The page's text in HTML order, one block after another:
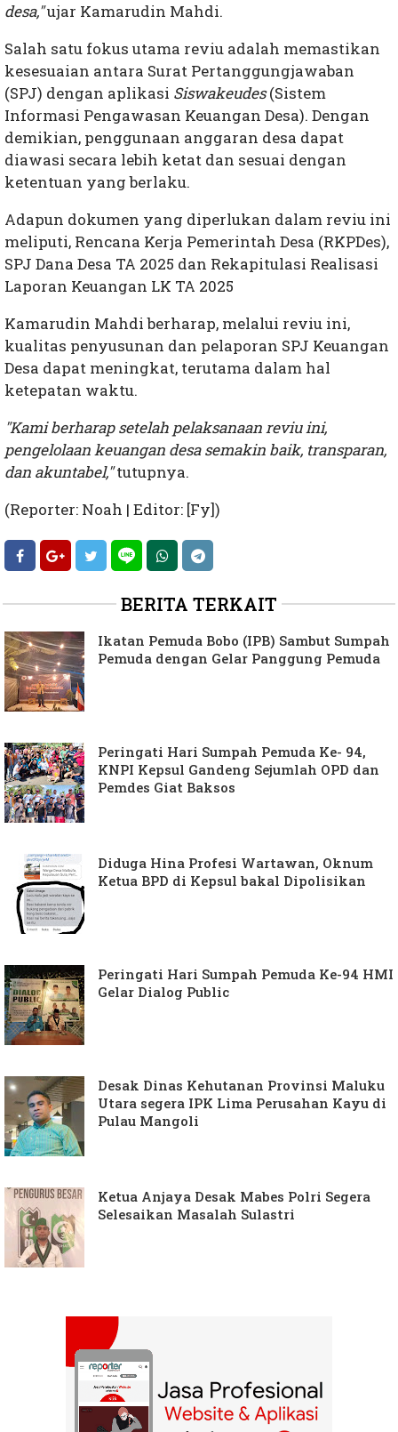
desa,"ujar Kamarudin Mahdi.
Salah satu fokus utama reviu adalah memastikan
kesesuaian antara Surat Pertanggungjawaban
(SPJ) dengan aplikasi Siswakeudes(Sistem
Informasi Pengawasan Keuangan Desa). Dengan
demikian, penggunaan anggaran desa dapat
diawasi secara lebih ketat dan sesuai dengan
ketentuan yang berlaku.
Adapun dokumen yang diperlukan dalam reviu ini
meliputi, Rencana Kerja Pemerintah Desa (RKPDes),
SPJ Dana Desa TA 2025 dan Rekapitulasi Realisasi
Laporan Keuangan LK TA 2025
Kamarudin Mahdi berharap, melalui reviu ini,
kualitas penyusunan dan pelaporan SPJ Keuangan
Desa dapat meningkat, terutama dalam hal
ketepatan waktu.
"Kami berharap setelah pelaksanaan reviu ini,
pengelolaan keuangan desa semakin baik, transparan,
dan akuntabel,"tutupnya.
(Reporter: Noah | Editor: [Fy])
BERITA TERKAIT
Ikatan Pemuda Bobo (IPB) Sambut Sumpah
Pemuda dengan Gelar Panggung Pemuda
Peringati Hari Sumpah Pemuda Ke- 94,
KNPI Kepsul Gandeng Sejumlah OPD dan
Pemdes Giat Baksos
Diduga Hina Profesi Wartawan, Oknum
Ketua BPD di Kepsul bakal Dipolisikan
Peringati Hari Sumpah Pemuda Ke-94 HMI
Gelar Dialog Public
Desak Dinas Kehutanan Provinsi Maluku
Utara segera IPK Lima Perusahan Kayu di
Pulau Mangoli
Ketua Anjaya Desak Mabes Polri Segera
Selesaikan Masalah Sulastri